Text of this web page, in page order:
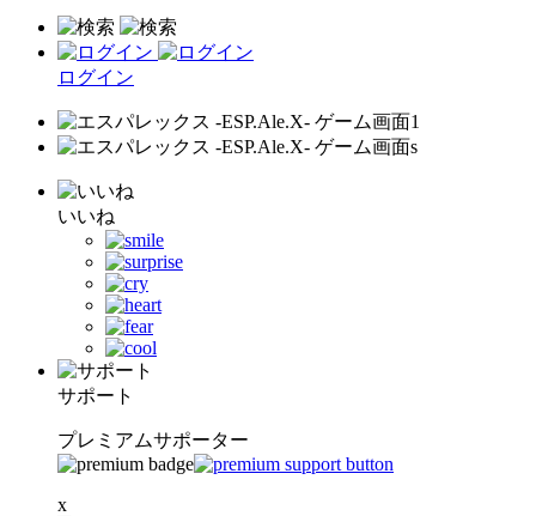
ログイン
いいね
サポート
プレミアムサポーター
x